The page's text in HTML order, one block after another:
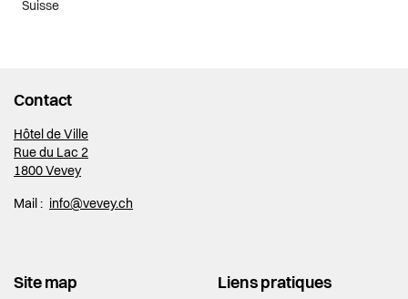
Suisse
Contact
Hôtel de Ville
Rue du Lac 2
1800 Vevey
Mail : info@vevey.ch
Site map Liens pratiques